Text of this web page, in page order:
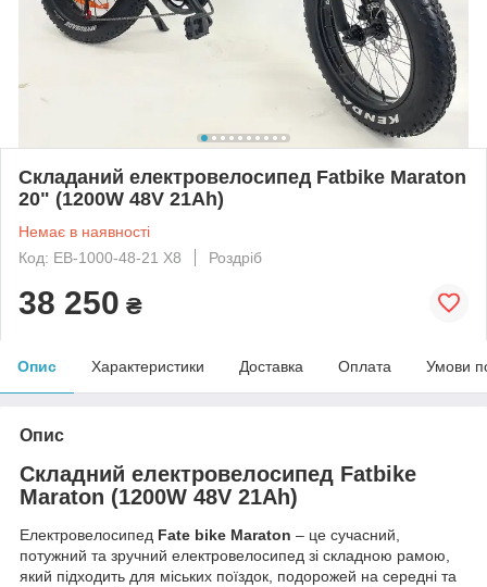
Складаний електровелосипед Fatbike Maraton
20" (1200W 48V 21Ah)
Немає в наявності
Код: ЕВ-1000-48-21 Х8
Роздріб
38 250 ₴
Опис Характеристики Доставка Оплата Умови
Опис
Складний електровелосипед Fatbike
Maraton (1200W 48V 21Ah)
Електровелосипед Fate bike Maraton – це сучасний,
потужний та зручний електровелосипед зі складною рамою,
який підходить для міських поїздок, подорожей на середні та